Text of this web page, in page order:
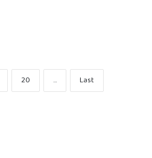
20 ... Last